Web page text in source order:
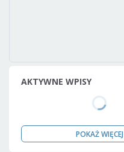
AKTYWNE WPISY
POKAŻ WIĘCEJ